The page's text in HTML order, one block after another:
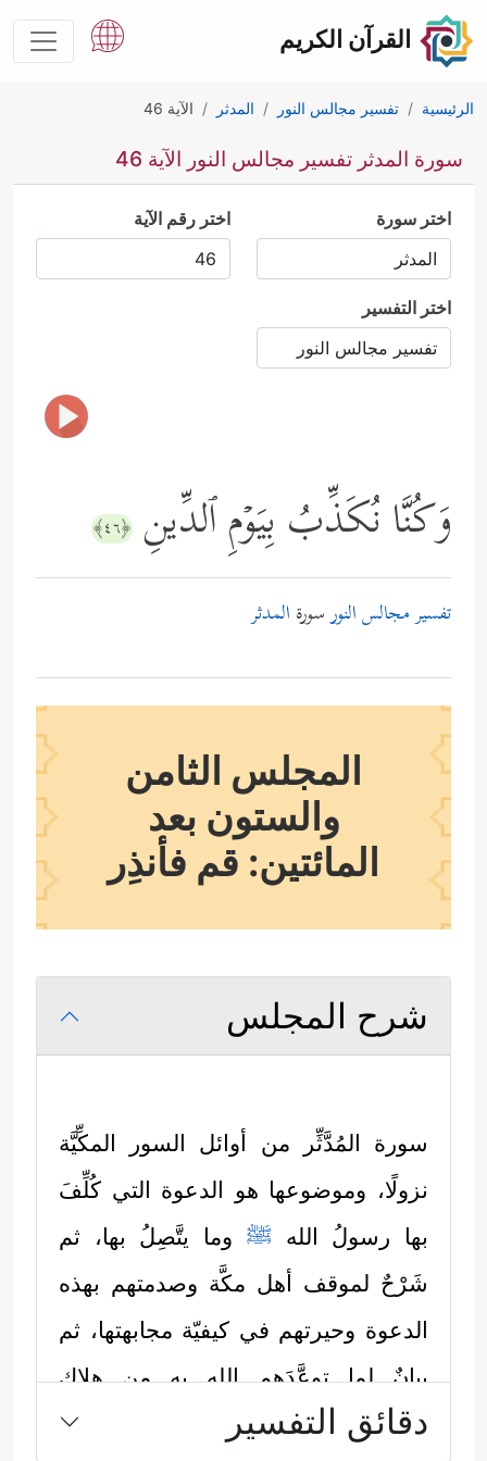
القرآن الكريم
الرئيسية تفسير مجالس النور المدثر الآية 46
سورة المدثر تفسير مجالس النور الآية 46
اختر سورة اختر رقم الآية
اختر التفسير
وَكُنَّا نُكَذِّبُ بِیَوۡمِ ٱلدِّینِ ﴿٤٦﴾
تفسير مجالس النورسورة المدثر
المجلس الثامن
والستون بعد
المائتين: قم فأنذِر
شرح المجلس
سورة المُدَّثِّر من أوائل السور المكِّيَّة
نزولًا، وموضوعها هو الدعوة التي كُلِّفَ
بها رسولُ اللهﷺ وما يتَّصِلُ بها، ثم
شَرْحٌ لموقف أهل مكَّة وصدمتهم بهذه
الدعوة وحيرتهم في كيفيّة مجابهتها، ثم
بيانٌ لما توعَّدَهم الله به من هلاكٍ
وعذابٍ، وكما يأتي:
دقائق التفسير